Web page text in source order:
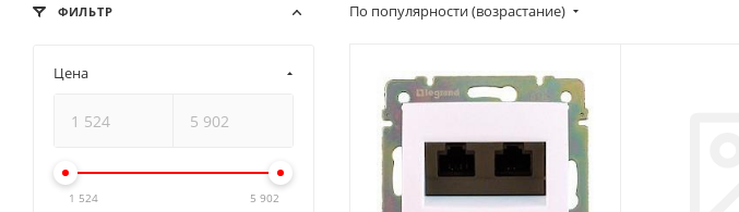
По популярности (возрастание)
ФИЛЬТР
Цена
1 524 5 902